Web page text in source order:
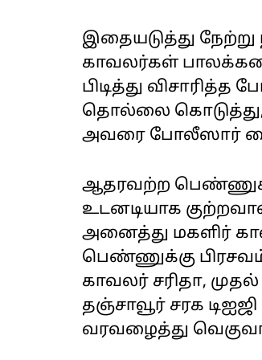
இதையடுத்து
காவலர்கள்
பிடித்து
தொல்லை
அவரை போலீஸார்
ஆதரவற்ற
உடனடியாக
அனைத்து மகளிர்
பெண்ணுக்கு
காவலர் சரிதா,
தஞ்சாவூர் சரக
வரவழைத்து